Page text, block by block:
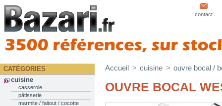
contact
CATÉGORIES
cuisine
casserole
pâtisserie
marmite / faitout / cocotte
Accueil > cuisine > ouvre bocal /
OUVRE BOCAL